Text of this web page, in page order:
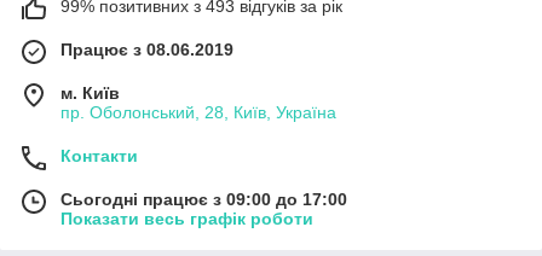
99% позитивних з 493 відгуків за рік
Працює з 08.06.2019
м. Київ
пр. Оболонський, 28, Київ, Україна
Контакти
Сьогодні працює з 09:00 до 17:00
Показати весь графік роботи